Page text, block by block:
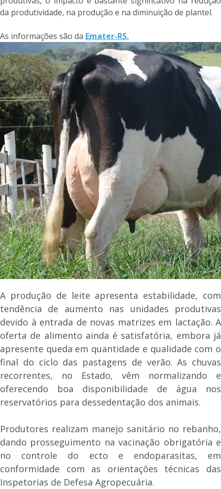
da produtividade, na produção e na diminuição de plantel.
As informações são da Emater-RS.
A produção de leite apresenta estabilidade, com
tendência de aumento nas unidades produtivas
devido à entrada de novas matrizes em lactação. A
oferta de alimento ainda é satisfatória, embora já
apresente queda em quantidade e qualidade com o
final do ciclo das pastagens de verão. As chuvas
recorrentes, no Estado, vêm normalizando e
oferecendo boa disponibilidade de água nos
reservatórios para dessedentação dos animais.
Produtores realizam manejo sanitário no rebanho,
dando prosseguimento na vacinação obrigatória e
no controle do ecto e endoparasitas, em
conformidade com as orientações técnicas das
Inspetorias de Defesa Agropecuária.